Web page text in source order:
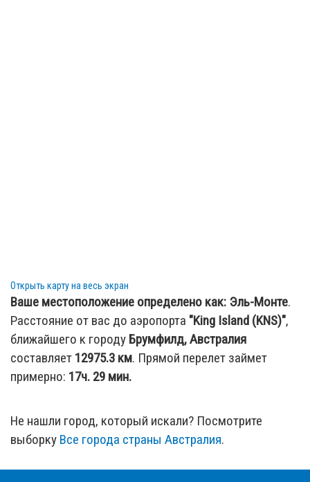
Открыть карту на весь экран
Ваше местоположение определено как: Эль-Монте.
Расстояние от вас до аэропорта "King Island (KNS)",
ближайшего к городу Брумфилд, Австралия
составляет 12975.3 км. Прямой перелет займет
примерно: 17ч. 29 мин.
Не нашли город, который искали? Посмотрите
выборку Все города страны Австралия.